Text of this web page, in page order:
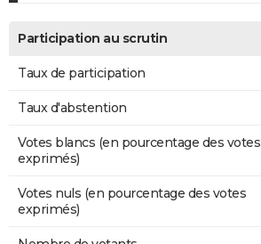
Participation au scrutin
Taux de participation
Taux d'abstention
Votes blancs (en pourcentage des votes
exprimés)
Votes nuls (en pourcentage des votes
exprimés)